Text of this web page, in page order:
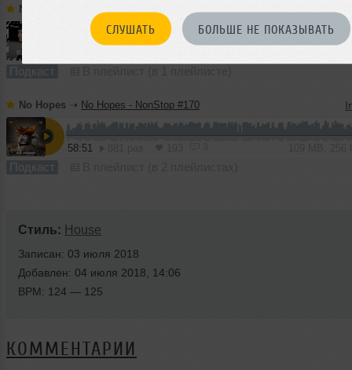
СЛУШАТЬ БОЛЬШЕ НЕ ПОКАЗЫВАТЬ
No Hopes
Подкаст
No Hopes ➝ No Hopes - NonStop #170
58:51
Подкаст
Стиль: House
Записан: 03 июля 2018
Добавлен: 04 июля 2018, 14:06
BPM: 124 — 125
КОММЕНТАРИИ